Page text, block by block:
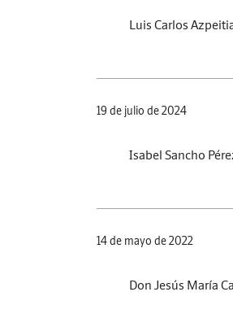
Luis Carlos
19 de julio de 2024
Isabel Sancho
14 de mayo de 2022
Don Jesús María